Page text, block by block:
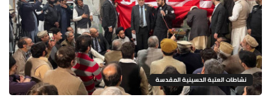
نشاطات العتبة الحسينية المقدسة